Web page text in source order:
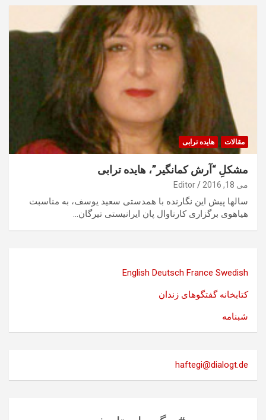
مقالات هایده ترابی
مشکلِ “آرش کمانگیر”، هایده ترابی
می 18, 2016 Editor
سالها پیش این نگارنده با همدستی سعید یوسف، به مناسبت
هیاهوی برگزاری کارناوال پان ایرانیستی تیرگان…
English Deutsch France Swedish
کتابخانه گفتگوهای زندان
شبنامه
haftegi@dialogt.de